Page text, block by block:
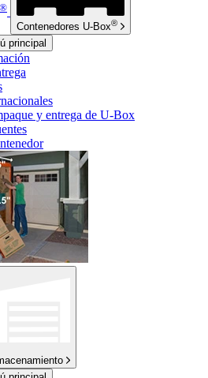
®
Contenedores U-Box®
principal
y entrega de U-Box